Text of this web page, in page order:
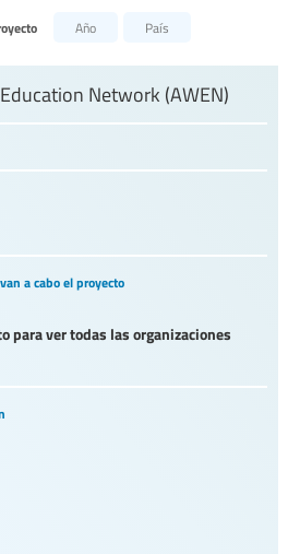
Año País
Network (AWEN)
a cabo el proyecto
para ver todas las organizaciones